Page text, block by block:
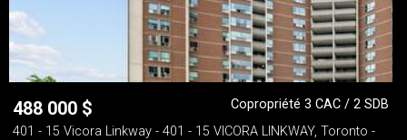
488 000 $
Copropriété 3 CAC / 2 SDB
401 - 15 Vicora Linkway - 401 - 15 VICORA LINKWAY, Toronto -